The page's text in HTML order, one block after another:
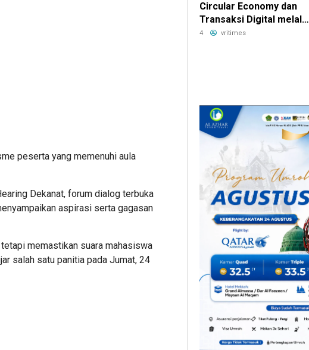
peserta yang memenuhi aula
Dekanat, forum dialog terbuka
aspirasi serta gagasan
memastikan suara mahasiswa
salah satu panitia pada Jumat, 24
Circular Economy dan
Transaksi Digital melalui
Raya Preloved Bazaar
4 vritimes